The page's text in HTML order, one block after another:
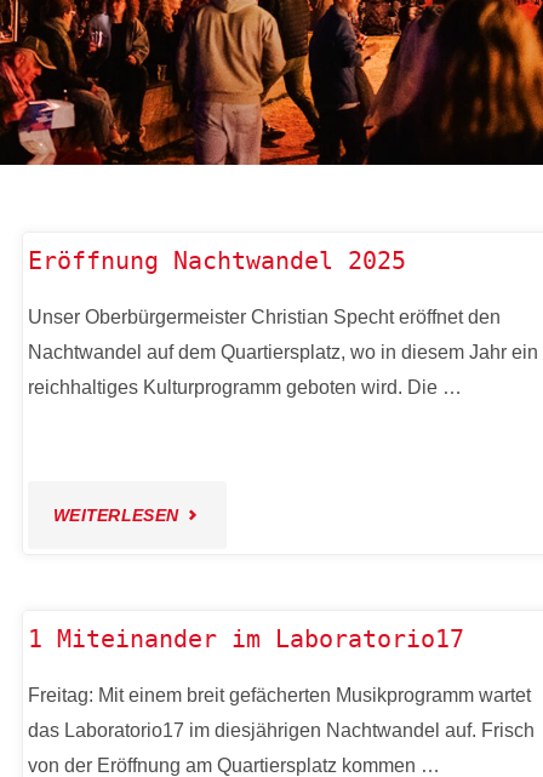
Eröffnung Nachtwandel 2025
Unser Oberbürgermeister Christian Specht eröffnet den
Nachtwandel auf dem Quartiersplatz, wo in diesem Jahr ein
reichhaltiges Kulturprogramm geboten wird. Die …
WEITERLESEN"ERÖFFNUNG
2025"
1 Miteinander im Laboratorio17
Freitag: Mit einem breit gefächerten Musikprogramm wartet
das Laboratorio17 im diesjährigen Nachtwandel auf. Frisch
von der Eröffnung am Quartiersplatz kommen …